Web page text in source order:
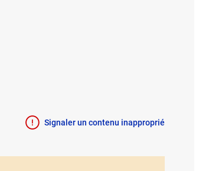
Signaler un contenu inapproprié